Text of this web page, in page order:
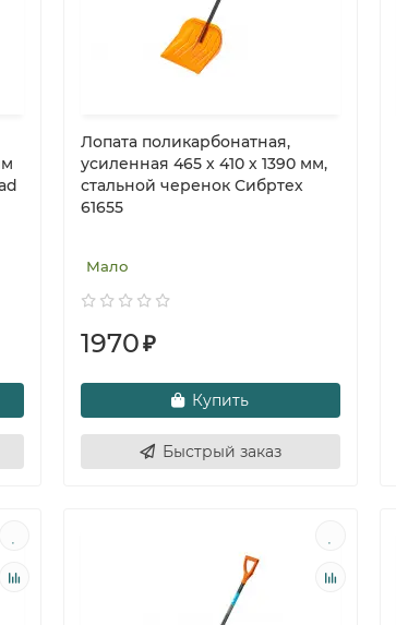
Лопата поликарбонатная,
усиленная 465 х 410 х 1390 мм,
стальной черенок Сибртех
61655
Мало
1970₽
Купить
Быстрый заказ